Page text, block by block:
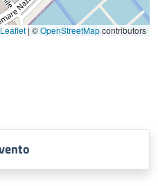
| ©OpenStreetMapcontributors